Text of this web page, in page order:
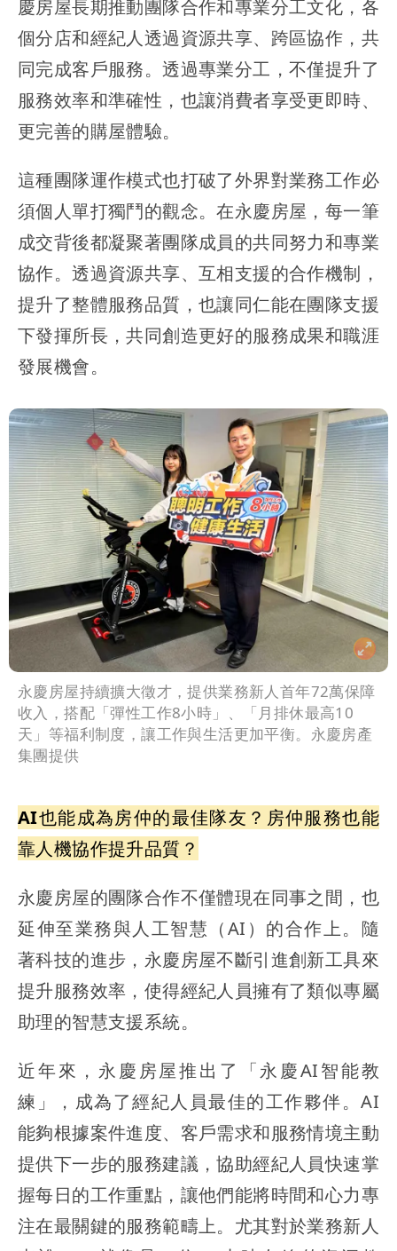
慶房屋長期推動團隊合作和專業分工文化，各
個分店和經紀人透過資源共享、跨區協作，共
同完成客戶服務。透過專業分工，不僅提升了
服務效率和準確性，也讓消費者享受更即時、
更完善的購屋體驗。
這種團隊運作模式也打破了外界對業務工作必
須個人單打獨鬥的觀念。在永慶房屋，每一筆
成交背後都凝聚著團隊成員的共同努力和專業
協作。透過資源共享、互相支援的合作機制，
提升了整體服務品質，也讓同仁能在團隊支援
下發揮所長，共同創造更好的服務成果和職涯
發展機會。
永慶房屋持續擴大徵才，提供業務新人首年72萬保障
收入，搭配「彈性工作8小時」、「月排休最高10
天」等福利制度，讓工作與生活更加平衡。永慶房產
集團提供
AI也能成為房仲的最佳隊友？房仲服務也能
靠人機協作提升品質？
永慶房屋的團隊合作不僅體現在同事之間，也
延伸至業務與人工智慧（AI）的合作上。隨
著科技的進步，永慶房屋不斷引進創新工具來
提升服務效率，使得經紀人員擁有了類似專屬
助理的智慧支援系統。
近年來，永慶房屋推出了「永慶AI智能教
練」，成為了經紀人員最佳的工作夥伴。AI
能夠根據案件進度、客戶需求和服務情境主動
提供下一步的服務建議，協助經紀人員快速掌
握每日的工作重點，讓他們能將時間和心力專
注在最關鍵的服務範疇上。尤其對於業務新人